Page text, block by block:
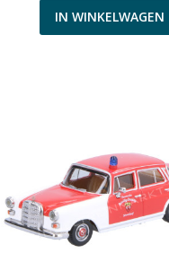
IN WINKELWAGEN